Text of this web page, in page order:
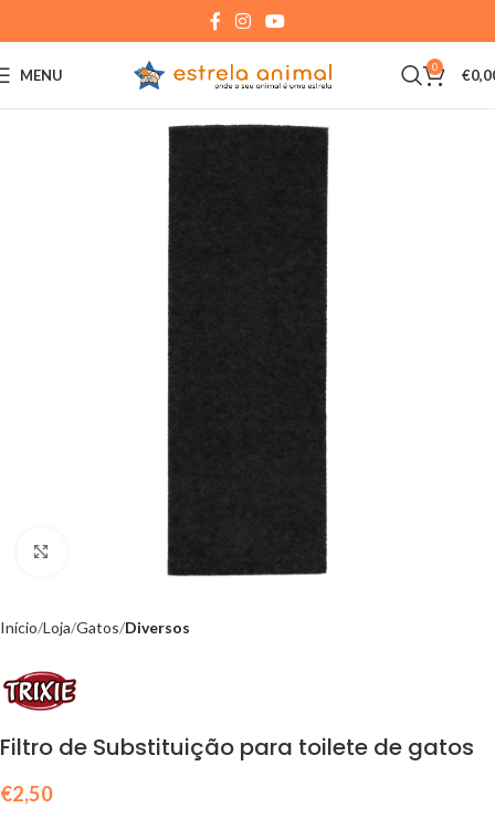
MENU 0 €
Click to enlarge
Início Loja Gatos Diversos
Filtro de Substituição para toilete de gatos
€2,50